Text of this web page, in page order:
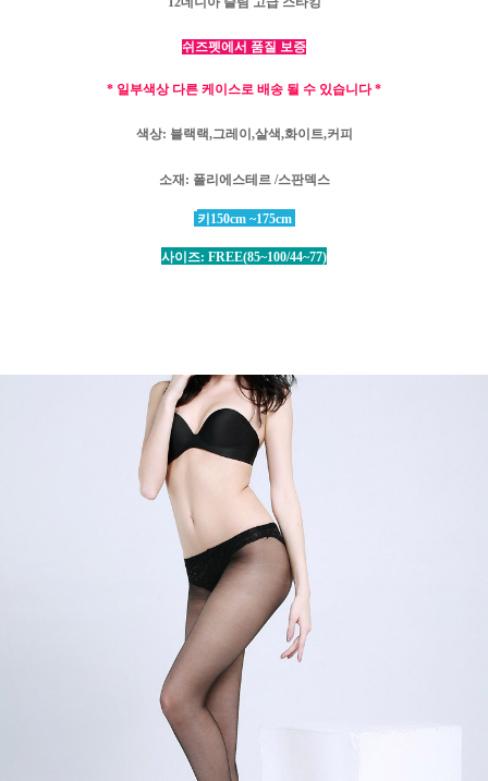
쉬즈펫에서 품질 보증
* 일부색상 다른 케이스로 배송 될 수 있습니다 *
색상: 블랙랙,그레이,살색,화이트,커피
소재: 폴리에스테르 /스판덱스
키150cm ~175cm
사이즈: FREE(85~100/44~77)